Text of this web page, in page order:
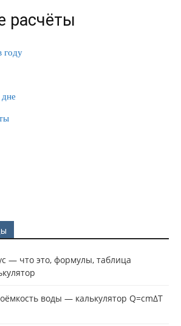
расчёты
году
— что это, формулы, таблица
воды — калькулятор Q=cmΔT